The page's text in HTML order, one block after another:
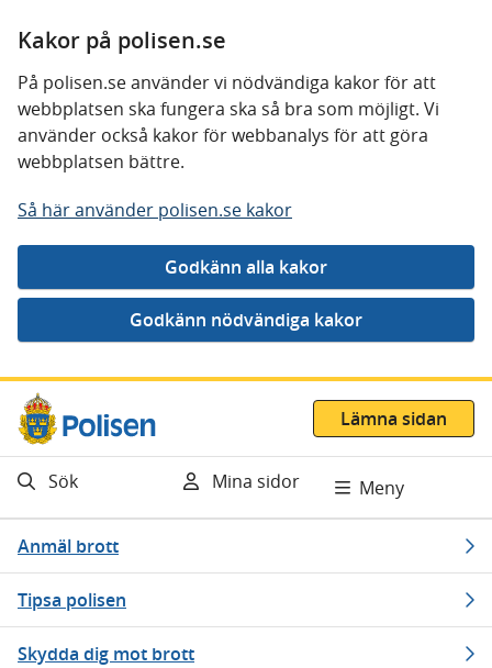
Kakor på polisen.se
På polisen.se använder vi nödvändiga kakor för att
webbplatsen ska fungera ska så bra som möjligt. Vi
använder också kakor för webbanalys för att göra
webbplatsen bättre.
Så här använder polisen.se kakor
Gå direkt till innehåll
Lämna sidan
Sök Mina sidor Meny
Anmäl brott
Tipsa polisen
Skydda dig mot brott